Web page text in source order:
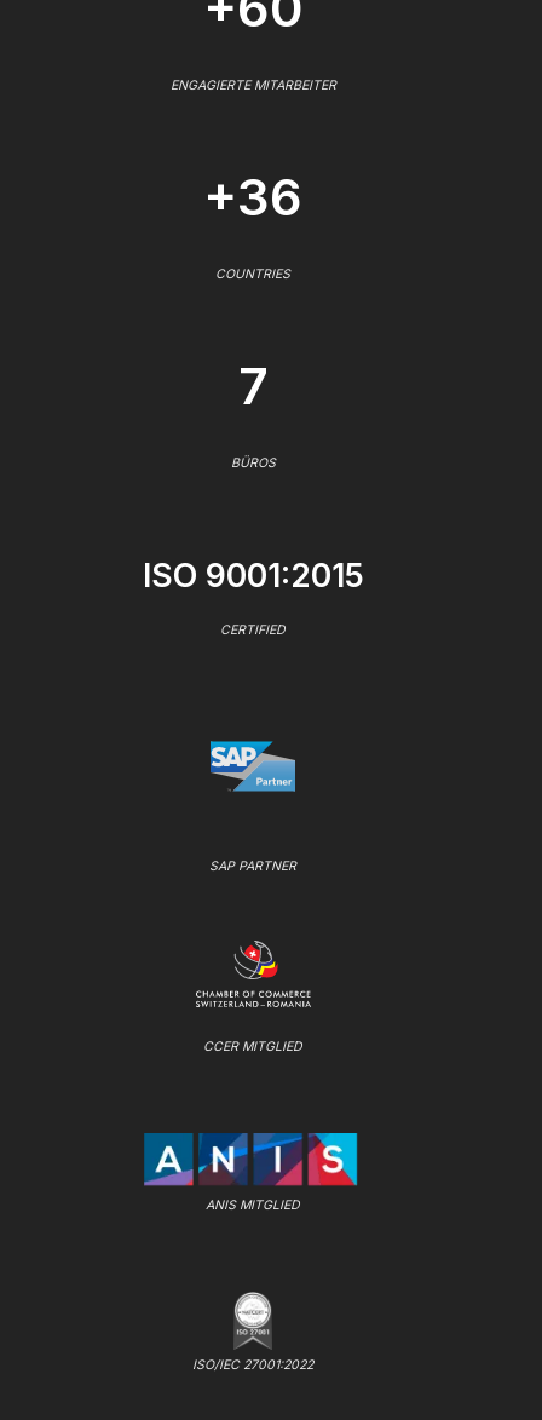
ENGAGIERTE MITARBEITER
+36
COUNTRIES
7
BÜROS
ISO 9001:2015
CERTIFIED
SAP PARTNER
CCER MITGLIED
ANIS MITGLIED
ISO/IEC 27001:2022